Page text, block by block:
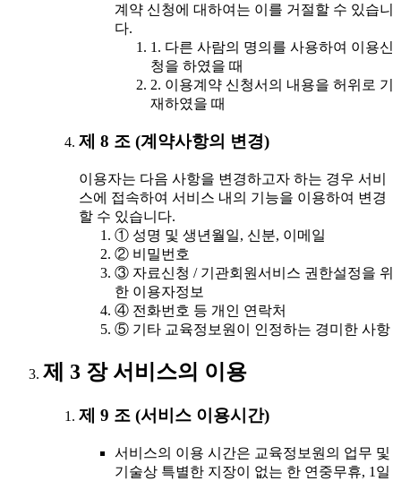
계약 신청에 대하여는 이를 거절할 수 있습니
다.
1. 다른 사람의 명의를 사용하여 이용신
청을 하였을 때
2. 이용계약 신청서의 내용을 허위로 기
재하였을 때
제 8 조 (계약사항의 변경)
이용자는 다음 사항을 변경하고자 하는 경우 서비
스에 접속하여 서비스 내의 기능을 이용하여 변경
할 수 있습니다.
① 성명 및 생년월일, 신분, 이메일
② 비밀번호
③ 자료신청 / 기관회원서비스 권한설정을 위
한 이용자정보
④ 전화번호 등 개인 연락처
⑤ 기타 교육정보원이 인정하는 경미한 사항
제 3 장 서비스의 이용
제 9 조 (서비스 이용시간)
서비스의 이용 시간은 교육정보원의 업무 및
기술상 특별한 지장이 없는 한 연중무휴, 1일